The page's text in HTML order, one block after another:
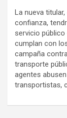
La nueva
confianza,
servicio
cumplan con
campaña
transporte
agentes
transportistas,